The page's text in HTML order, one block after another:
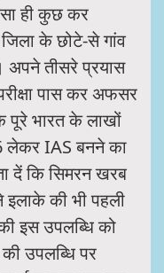
ही कुछ कर
के छोटे-से गांव
अपने तीसरे प्रयास
पास कर अफसर
पूरे भारत के लाखों
लेकर IAS बनने का
दें कि सिमरन खरब
की भी पहली
इस उपलब्धि को
उपलब्धि पर